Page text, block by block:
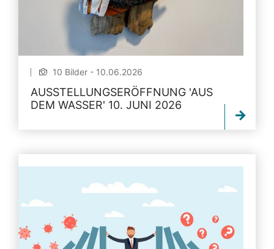
10 Bilder - 10.06.2026
AUSSTELLUNGSERÖFFNUNG 'AUS
DEM WASSER' 10. JUNI 2026